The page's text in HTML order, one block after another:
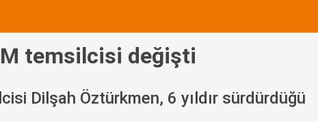
temsilcisi değişti
Dilşah Öztürkmen, 6 yıldır sürdürdüğü